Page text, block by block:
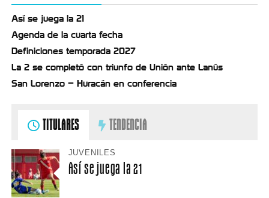
Así se juega la 21
Agenda de la cuarta fecha
Definiciones temporada 2027
La 2 se completó con triunfo de Unión ante Lanús
San Lorenzo – Huracán en conferencia
TITULARES TENDENCIA
JUVENILES
Así se juega la 21